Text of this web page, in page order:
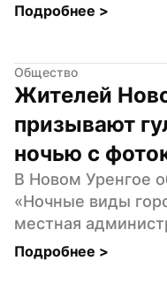
Подробнее >
Общество
Жителей
призывают
ночью с
В Новом Уренгое
«Ночные виды
местная
Подробнее >